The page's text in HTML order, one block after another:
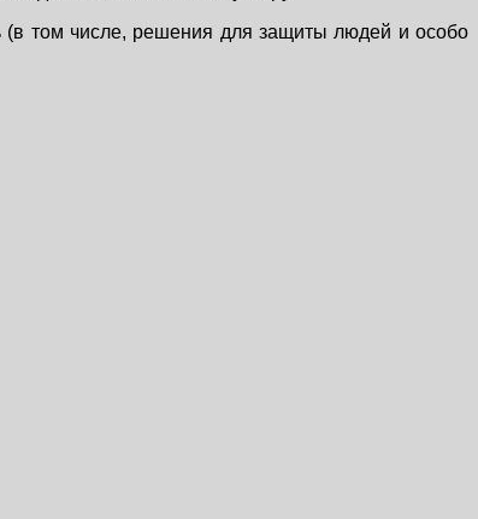
(в том числе, решения для защиты людей и особо